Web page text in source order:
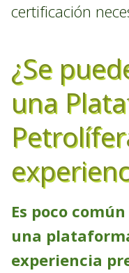
certificación
¿Se
una
Es poco
una
experiencia